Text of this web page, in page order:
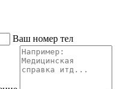
Ваш номер тел